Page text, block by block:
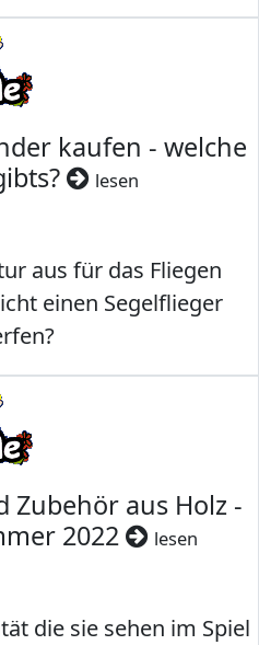
kaufen - welche
lesen
aus für das Fliegen
einen Segelflieger
Zubehör aus Holz -
2022
lesen
die sie sehen im Spiel